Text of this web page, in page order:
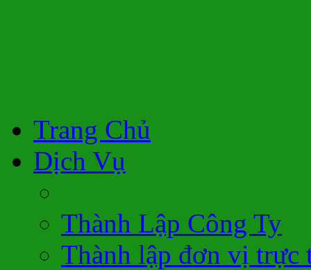
Trang Chủ
Dịch Vụ
Thành Lập Công Ty
Thành lập đơn vị trực